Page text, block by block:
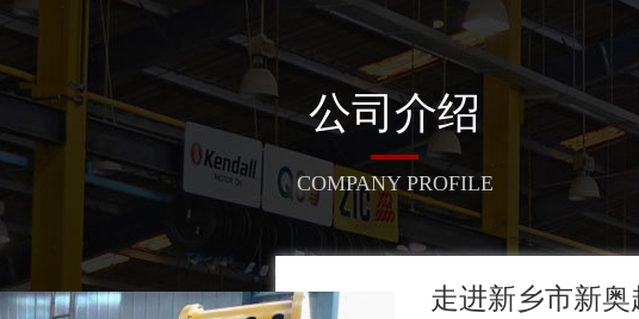
公司介绍
COMPANY PROFILE
走进新乡市新奥